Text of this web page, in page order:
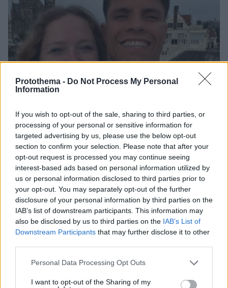
Protothema - Do Not Process My Personal
Information
If you wish to opt-out of the sale, sharing to third parties, or
processing of your personal or sensitive information for
targeted advertising by us, please use the below opt-out
section to confirm your selection. Please note that after your
opt-out request is processed you may continue seeing
interest-based ads based on personal information utilized by
us or personal information disclosed to third parties prior to
your opt-out. You may separately opt-out of the further
disclosure of your personal information by third parties on the
IAB’s list of downstream participants. This information may
also be disclosed by us to third parties on the IAB’s List of
Downstream Participants that may further disclose it to other
Please note that this website/app uses one or more Google
not limited to your visit or usage behaviour. You may click to
Personal Data Processing Opt Outs
I want to opt-out of the Sharing of my
Η αποκαλυπτική κατάθεση της συζύγου του
Αφγανού: Πώς γνωρίσαμε τη Λίσα, γιατί
υποψιάστηκα ότι ήταν το πτώμα στη βαλίτσα
06.08.2026, 12:32